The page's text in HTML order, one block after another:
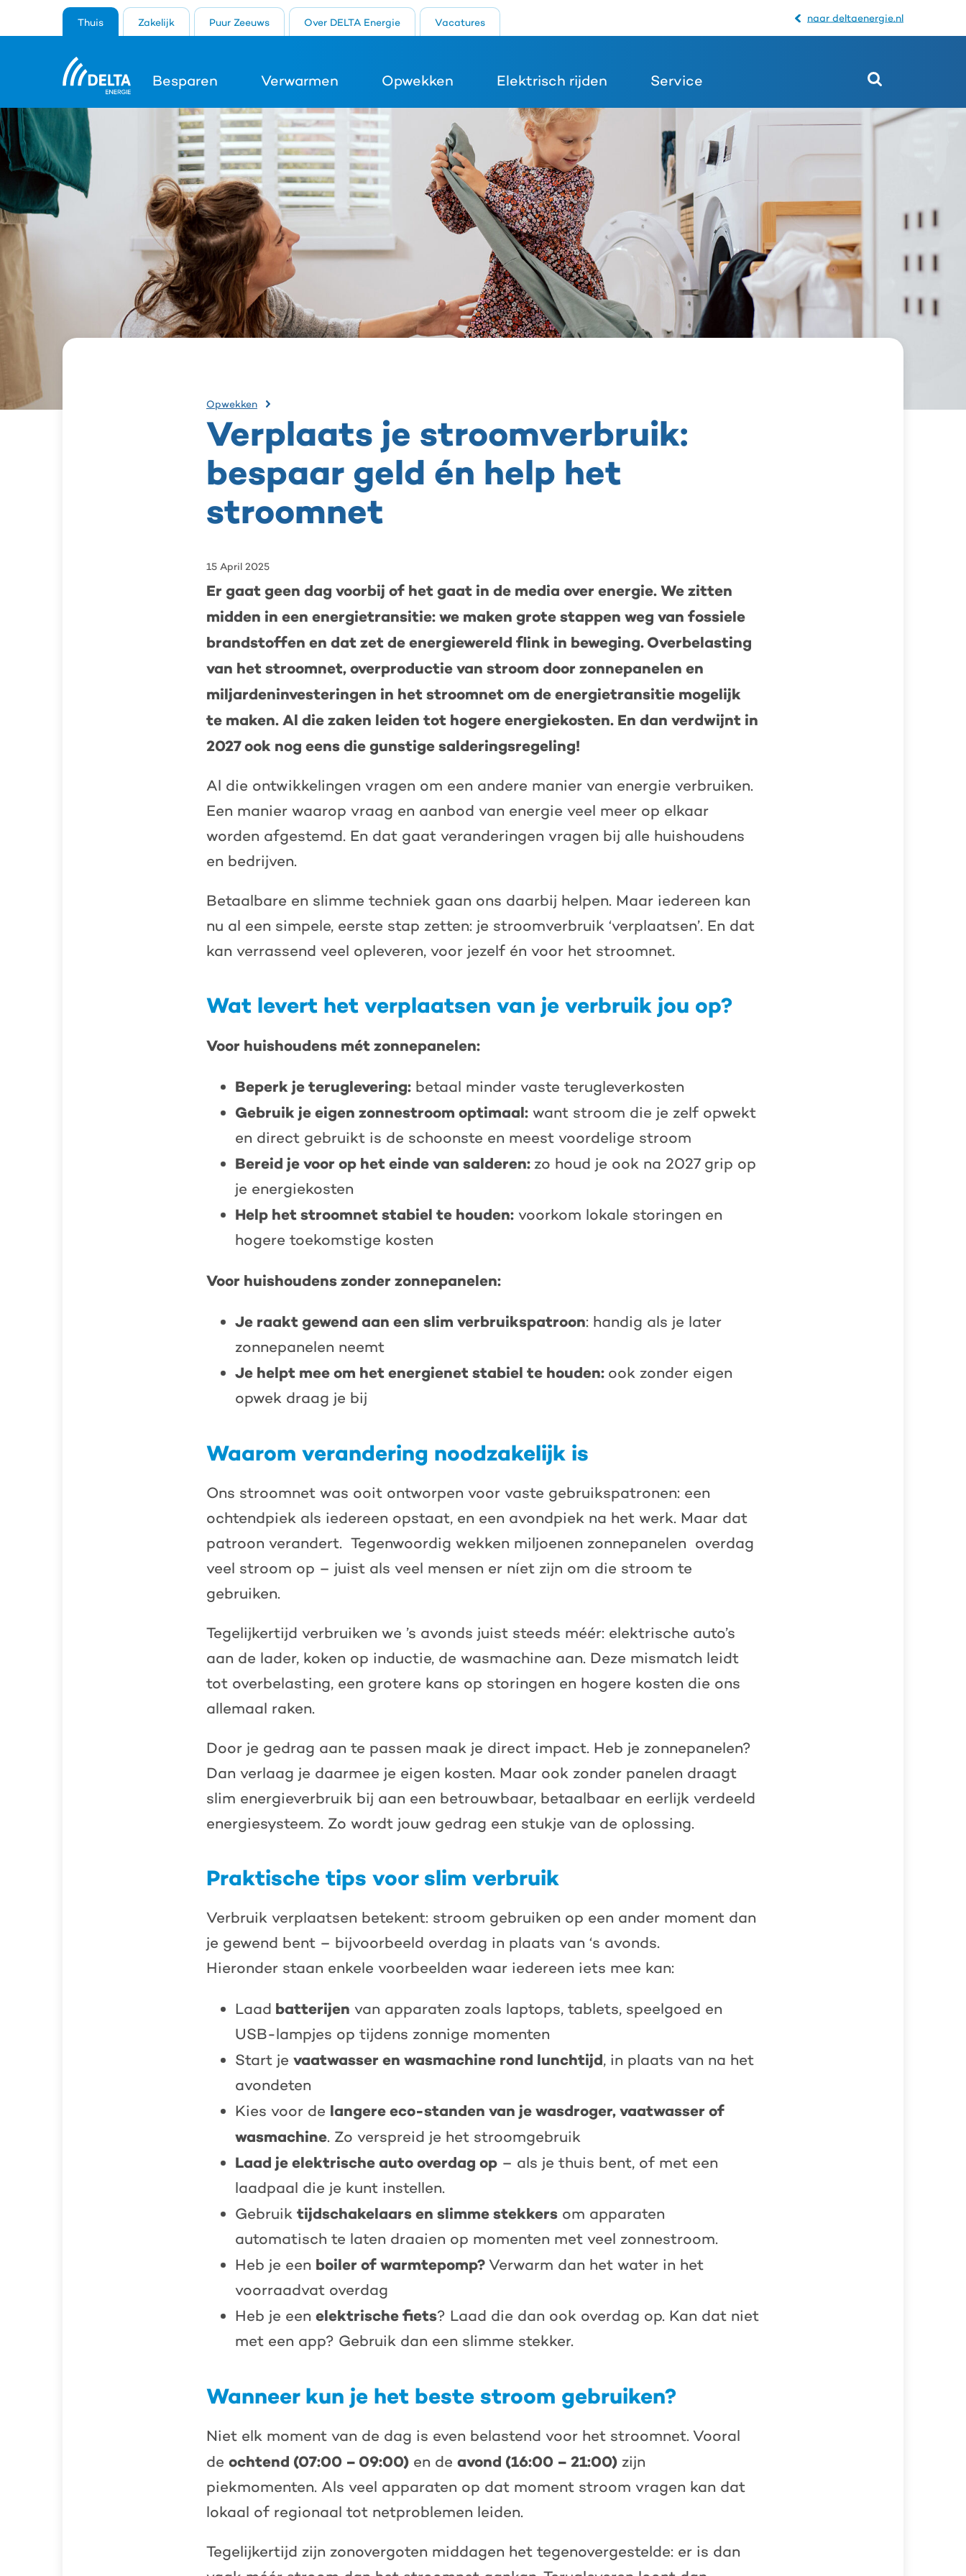
Thuis
Besparen Verwarmen Opwekken Elektrisch rijden Service
Zakelijk Puur Zeeuws Over DELTA Energie Vacatures naar deltaenergie.nl
Open
zoekveld
Search
Opwekken
stroomverbruik:
bespaar
én
help
stroomnet
Verplaats je stroomverbruik:
bespaar geld én help het
stroomnet
15 April 2025
Er gaat geen dag voorbij of het gaat in de media over energie. We zitten
midden in een energietransitie: we maken grote stappen weg van fossiele
brandstoffen en dat zet de energiewereld flink in beweging. Overbelasting
van het stroomnet, overproductie van stroom door zonnepanelen en
miljardeninvesteringen in het stroomnet om de energietransitie mogelijk
te maken. Al die zaken leiden tot hogere energiekosten. En dan verdwijnt in
2027 ook nog eens die gunstige salderingsregeling!
Al die ontwikkelingen vragen om een andere manier van energie verbruiken.
Een manier waarop vraag en aanbod van energie veel meer op elkaar
worden afgestemd. En dat gaat veranderingen vragen bij alle huishoudens
en bedrijven.
Betaalbare en slimme techniek gaan ons daarbij helpen. Maar iedereen kan
nu al een simpele, eerste stap zetten: je stroomverbruik ‘verplaatsen’. En dat
kan verrassend veel opleveren, voor jezelf én voor het stroomnet.
Wat levert het verplaatsen van je verbruik jou op?
Voor huishoudens mét zonnepanelen:
Beperk je teruglevering: betaal minder vaste terugleverkosten
Gebruik je eigen zonnestroom optimaal: want stroom die je zelf opwekt
en direct gebruikt is de schoonste en meest voordelige stroom
Bereid je voor op het einde van salderen: zo houd je ook na 2027 grip op
je energiekosten
Help het stroomnet stabiel te houden: voorkom lokale storingen en
hogere toekomstige kosten
Voor huishoudens zonder zonnepanelen:
Je raakt gewend aan een slim verbruikspatroon: handig als je later
zonnepanelen neemt
Je helpt mee om het energienet stabiel te houden: ook zonder eigen
opwek draag je bij
Waarom verandering noodzakelijk is
Ons stroomnet was ooit ontworpen voor vaste gebruikspatronen: een
ochtendpiek als iedereen opstaat, en een avondpiek na het werk. Maar dat
patroon verandert. Tegenwoordig wekken miljoenen zonnepanelen overdag
veel stroom op – juist als veel mensen er níet zijn om die stroom te
gebruiken.
Tegelijkertijd verbruiken we ’s avonds juist steeds méér: elektrische auto’s
aan de lader, koken op inductie, de wasmachine aan. Deze mismatch leidt
tot overbelasting, een grotere kans op storingen en hogere kosten die ons
allemaal raken.
Door je gedrag aan te passen maak je direct impact. Heb je zonnepanelen?
Dan verlaag je daarmee je eigen kosten. Maar ook zonder panelen draagt
slim energieverbruik bij aan een betrouwbaar, betaalbaar en eerlijk verdeeld
energiesysteem. Zo wordt jouw gedrag een stukje van de oplossing.
Praktische tips voor slim verbruik
Verbruik verplaatsen betekent: stroom gebruiken op een ander moment dan
je gewend bent – bijvoorbeeld overdag in plaats van ‘s avonds.
Hieronder staan enkele voorbeelden waar iedereen iets mee kan:
Laad batterijen van apparaten zoals laptops, tablets, speelgoed en
USB-lampjes op tijdens zonnige momenten
Start je vaatwasser en wasmachine rond lunchtijd, in plaats van na het
avondeten
Kies voor de langere eco-standen van je wasdroger, vaatwasser of
wasmachine. Zo verspreid je het stroomgebruik
Laad je elektrische auto overdag op – als je thuis bent, of met een
laadpaal die je kunt instellen.
Gebruik tijdschakelaars en slimme stekkers om apparaten
automatisch te laten draaien op momenten met veel zonnestroom.
Heb je een boiler of warmtepomp?Verwarm dan het water in het
voorraadvat overdag
Heb je een elektrische fiets? Laad die dan ook overdag op. Kan dat niet
met een app? Gebruik dan een slimme stekker.
Wanneer kun je het beste stroom gebruiken?
Niet elk moment van de dag is even belastend voor het stroomnet. Vooral
de ochtend (07:00 – 09:00) en de avond (16:00 – 21:00) zijn
piekmomenten. Als veel apparaten op dat moment stroom vragen kan dat
lokaal of regionaal tot netproblemen leiden.
Tegelijkertijd zijn zonovergoten middagen het tegenovergestelde: er is dan